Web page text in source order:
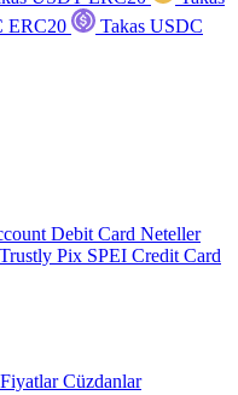
ERC20
Takas USDC
Debit Card Neteller
Trustly Pix SPEI Credit Card
FiyatlarCüzdanlar